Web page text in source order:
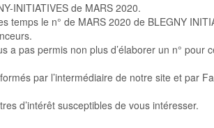
INITIATIVES de MARS 2020.
le n° de MARS 2020 de BLEGNY
pas permis non plus d’élaborer un n° pour
par l’intermédiaire de notre site et par
d’intérêt susceptibles de vous intéresser.